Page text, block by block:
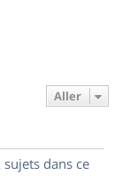
Aller
dans ce